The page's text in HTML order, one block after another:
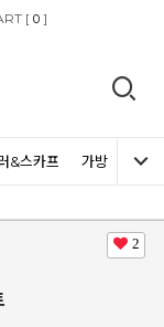
[0 ]
&스카프 가방 신발
2